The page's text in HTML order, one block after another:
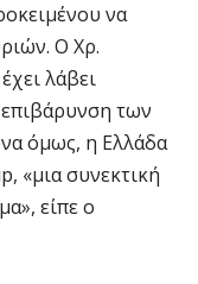
να
Ο Χρ.
λάβει
των
όμως, η Ελλάδα
«μια συνεκτική
είπε ο